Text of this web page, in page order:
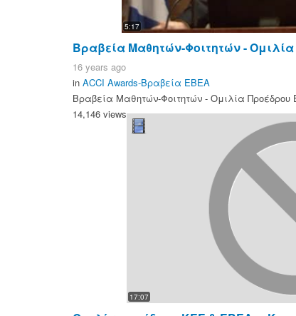
5:17
Βραβεία Μαθητών-Φοιτητών - Ομιλία
16 years ago
in ACCI Awards-Βραβεία ΕΒΕΑ
Βραβεία Μαθητών-Φοιτητών - Ομιλία Προέδρου
14,146 views
17:07